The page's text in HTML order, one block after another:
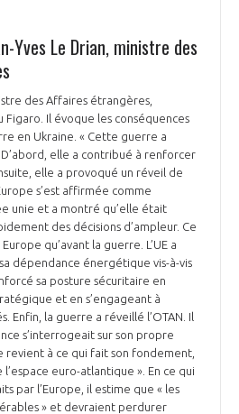
Yves Le Drian, ministre des
des Affaires étrangères,
Il évoque les conséquences
en Ukraine. « Cette guerre a
elle a contribué à renforcer
elle a provoqué un réveil de
s’est affirmée comme
unie et a montré qu’elle était
des décisions d’ampleur. Ce
qu’avant la guerre. L’UE a
dépendance énergétique vis-à-vis
sa posture sécuritaire en
et en s’engageant à
Enfin, la guerre a réveillé l’OTAN. Il
s’interrogeait sur son propre
revient à ce qui fait son fondement,
euro-atlantique ». En ce qui
par l’Europe, il estime que « les
» et devraient perdurer